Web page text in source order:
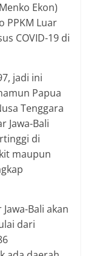
Ekon)
PPKM Luar
COVID-19 di
jadi ini
Papua
Tenggara
Jawa-Bali
di
maupun
Bali akan
dari